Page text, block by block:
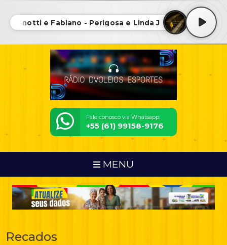
Menotti e Fabiano - Perigosa e Linda Jan 2025 •
Fale conosco via Whatsapp:
+55 (61) 99158-9176
MENU
Recados